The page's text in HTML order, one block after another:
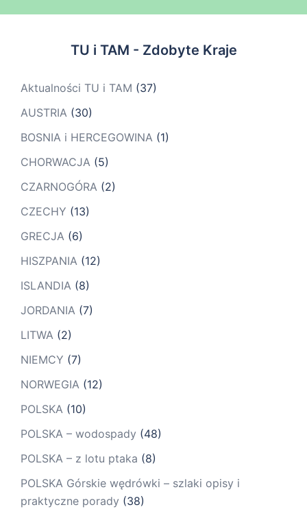
TU i TAM - Zdobyte Kraje
Aktualności TU i TAM (37)
AUSTRIA (30)
BOSNIA i HERCEGOWINA (1)
CHORWACJA (5)
CZARNOGÓRA (2)
CZECHY (13)
GRECJA (6)
HISZPANIA (12)
ISLANDIA (8)
JORDANIA (7)
LITWA (2)
NIEMCY (7)
NORWEGIA (12)
POLSKA (10)
POLSKA – wodospady (48)
POLSKA – z lotu ptaka (8)
POLSKA Górskie wędrówki – szlaki opisy i
praktyczne porady (38)